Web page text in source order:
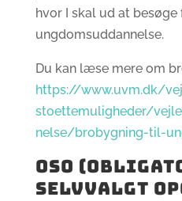
hvor I skal ud at
ungdomsuddannelse.
Du kan læse mere om
https://www.uvm.dk/
stoettemuligheder/
nelse/brobygning-til-
OSO
SELVVALGT